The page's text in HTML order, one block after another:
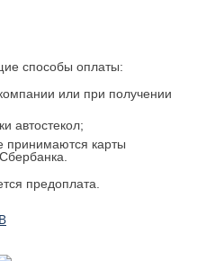
способы оплаты:
или при получении
автостекол;
принимаются карты
предоплата.